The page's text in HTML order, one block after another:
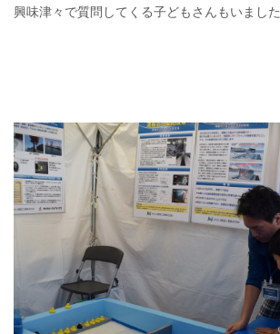
興味津々で質問してくる子どもさんもいました